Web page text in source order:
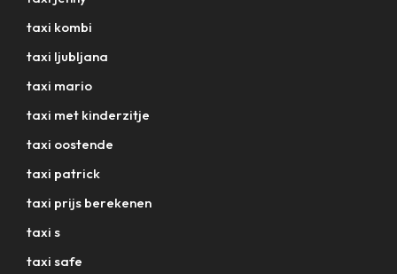
taxi kombi
taxi ljubljana
taxi mario
taxi met kinderzitje
taxi oostende
taxi patrick
taxi prijs berekenen
taxi s
taxi safe